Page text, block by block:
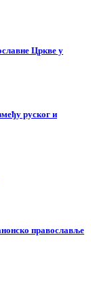
Цркве у
руског и
православље